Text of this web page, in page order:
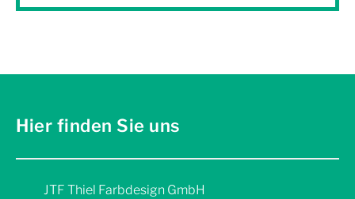
Hier finden Sie uns
JTF Thiel Farbdesign GmbH